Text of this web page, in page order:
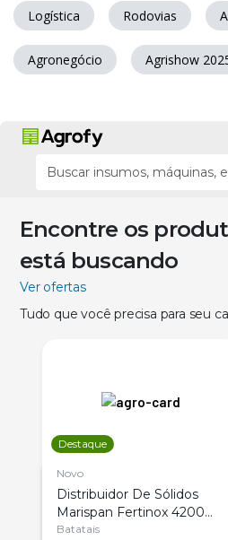
Logística Rodovias
Agronegócio Agrishow
Encontre os
está buscando
Ver ofertas
Tudo que você precisa para seu
Destaque
Novo
Distribuidor De Sólidos
Marispan Fertinox 4200
Citrus
Batatais